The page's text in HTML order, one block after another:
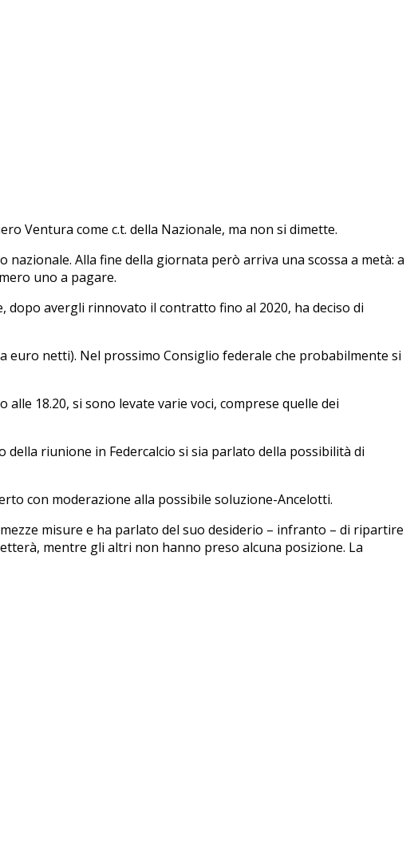
Ventura come c.t. della Nazionale, ma non si dimette.
Alla fine della giornata però arriva una scossa a metà: a
uno a pagare.
dopo avergli rinnovato il contratto fino al 2020, ha deciso di
euro netti). Nel prossimo Consiglio federale che probabilmente si
18.20, si sono levate varie voci, comprese quelle dei
riunione in Federcalcio si sia parlato della possibilità di
con moderazione alla possibile soluzione-Ancelotti.
misure e ha parlato del suo desiderio – infranto – di ripartire
mentre gli altri non hanno preso alcuna posizione. La